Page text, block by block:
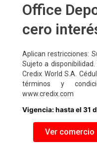
Office
cero
Aplican restricciones:
Sujeto a
Credix World S.A.
términos y
www.credix.com
Vigencia: hasta el 31
Ver comercio